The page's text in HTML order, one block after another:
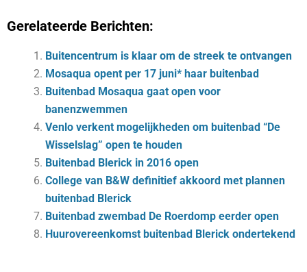
Gerelateerde Berichten:
Buitencentrum is klaar om de streek te ontvangen
Mosaqua opent per 17 juni* haar buitenbad
Buitenbad Mosaqua gaat open voor
banenzwemmen
Venlo verkent mogelijkheden om buitenbad “De
Wisselslag” open te houden
Buitenbad Blerick in 2016 open
College van B&W definitief akkoord met plannen
buitenbad Blerick
Buitenbad zwembad De Roerdomp eerder open
Huurovereenkomst buitenbad Blerick ondertekend